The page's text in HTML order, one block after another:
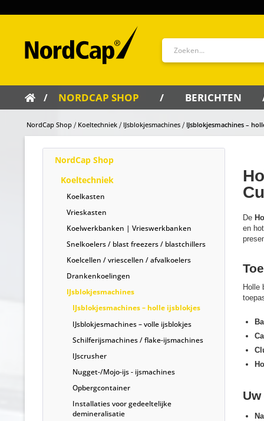
NORDCAP SHOP BERICHTEN
NordCap Shop Koeltechniek IJsblokjesmachines IJsblokjesmachines –
NordCap Shop
Koeltechniek
Koelkasten
Vrieskasten
Koelwerkbanken | Vrieswerkbanken
Snelkoelers / blast freezers / blastchillers
Koelcellen / vriescellen / afvalkoelers
Drankenkoelingen
IJsblokjesmachines
IJsblokjesmachines – holle ijsblokjes
IJsblokjesmachines – volle ijsblokjes
Schilferijsmachines / flake-ijsmachines
IJscrusher
Nugget-/Mojo-ijs - ijsmachines
Opbergcontainer
Installaties voor gedeeltelijke
demineralisatie
De
en
Holle